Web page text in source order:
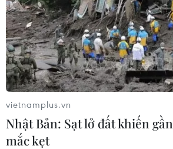
vietnamplus.vn
Nhật Bản: Sạt lở đất khiến
mắc kẹt